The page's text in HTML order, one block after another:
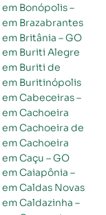
Britânia – GO
Caçu – GO